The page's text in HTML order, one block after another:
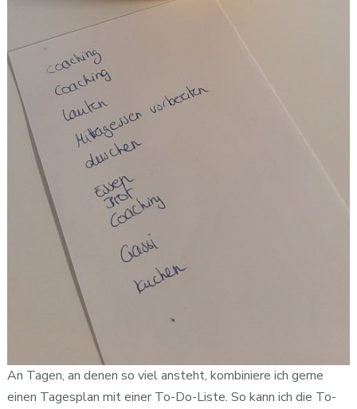
An Tagen, an denen so viel ansteht, kombiniere ich gerne
einen Tagesplan mit einer To-Do-Liste. So kann ich die To-